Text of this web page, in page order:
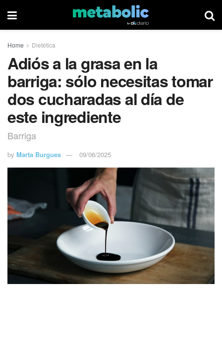
Home Dietética
Adiós a la grasa en la
barriga: sólo necesitas tomar
dos cucharadas al día de
este ingrediente
Barriga
by Marta Burgues 09/06/2025